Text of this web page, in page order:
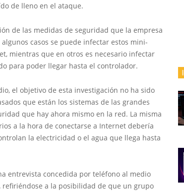
de lleno en el ataque.
de las medidas de seguridad que la empresa
casos se puede infectar estos mini-
mientras que en otros es necesario infectar
para poder llegar hasta el controlador.
el objetivo de esta investigación no ha sido
que están los sistemas de las grandes
que hay ahora mismo en la red. La misma
a la hora de conectarse a Internet debería
la electricidad o el agua que llega hasta
entrevista concedida por teléfono al medio
refiriéndose a la posibilidad de que un grupo